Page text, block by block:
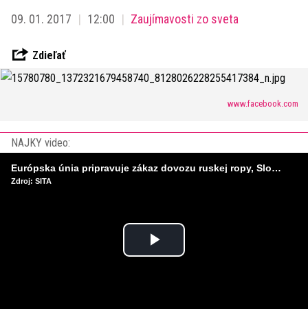
09. 01. 2017 12:00 Zaujímavosti zo sveta
Zdieľať
www.facebook.com
NAJKY video:
Play
Európska únia pripravuje zákaz dovozu ruskej ropy, Slovensko a Maďarsko čaká koniec výnimky
Zdroj: SITA